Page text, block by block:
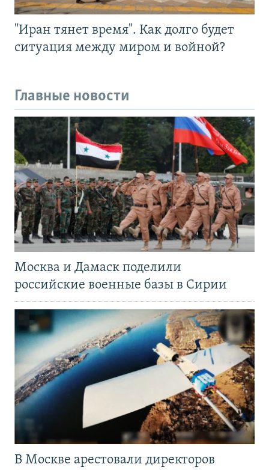
"Иран тянет время". Как долго будет
ситуация между миром и войной?
Главные новости
Москва и Дамаск поделили
российские военные базы в Сирии
В Москве арестовали директоров